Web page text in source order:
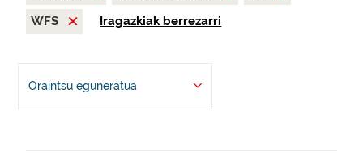
WFS
Iragazkiak berrezarri
Oraintsu eguneratua